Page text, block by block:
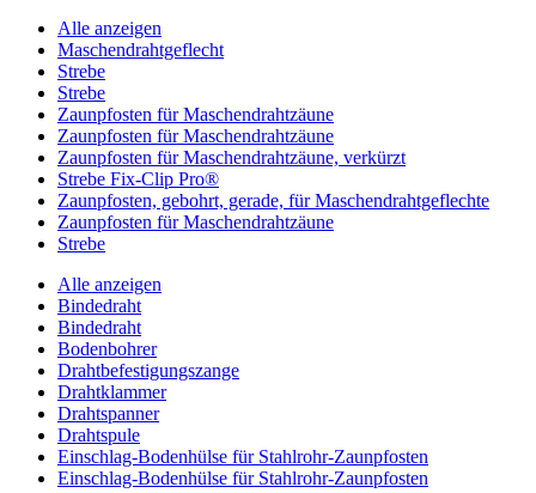
Alle anzeigen
Maschendrahtgeflecht
Strebe
Strebe
Zaunpfosten für Maschendrahtzäune
Zaunpfosten für Maschendrahtzäune
Zaunpfosten für Maschendrahtzäune, verkürzt
Strebe Fix-Clip Pro®
Zaunpfosten, gebohrt, gerade, für Maschendrahtgeflechte
Zaunpfosten für Maschendrahtzäune
Strebe
Alle anzeigen
Bindedraht
Bindedraht
Bodenbohrer
Drahtbefestigungszange
Drahtklammer
Drahtspanner
Drahtspule
Einschlag-Bodenhülse für Stahlrohr-Zaunpfosten
Einschlag-Bodenhülse für Stahlrohr-Zaunpfosten